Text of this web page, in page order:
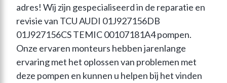
adres! Wij zijn gespecialiseerd in de reparatie en
revisie van TCU AUDI 01J927156DB
01J927156CS TEMIC 00107181A4 pompen.
Onze ervaren monteurs hebben jarenlange
ervaring met het oplossen van problemen met
deze pompen en kunnen u helpen bij het vinden